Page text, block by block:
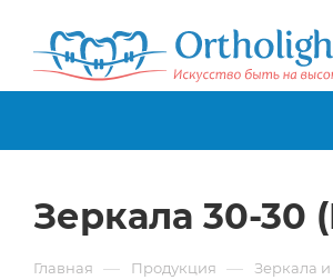
Зеркала 30-30
Главная — Продукция — Зеркала